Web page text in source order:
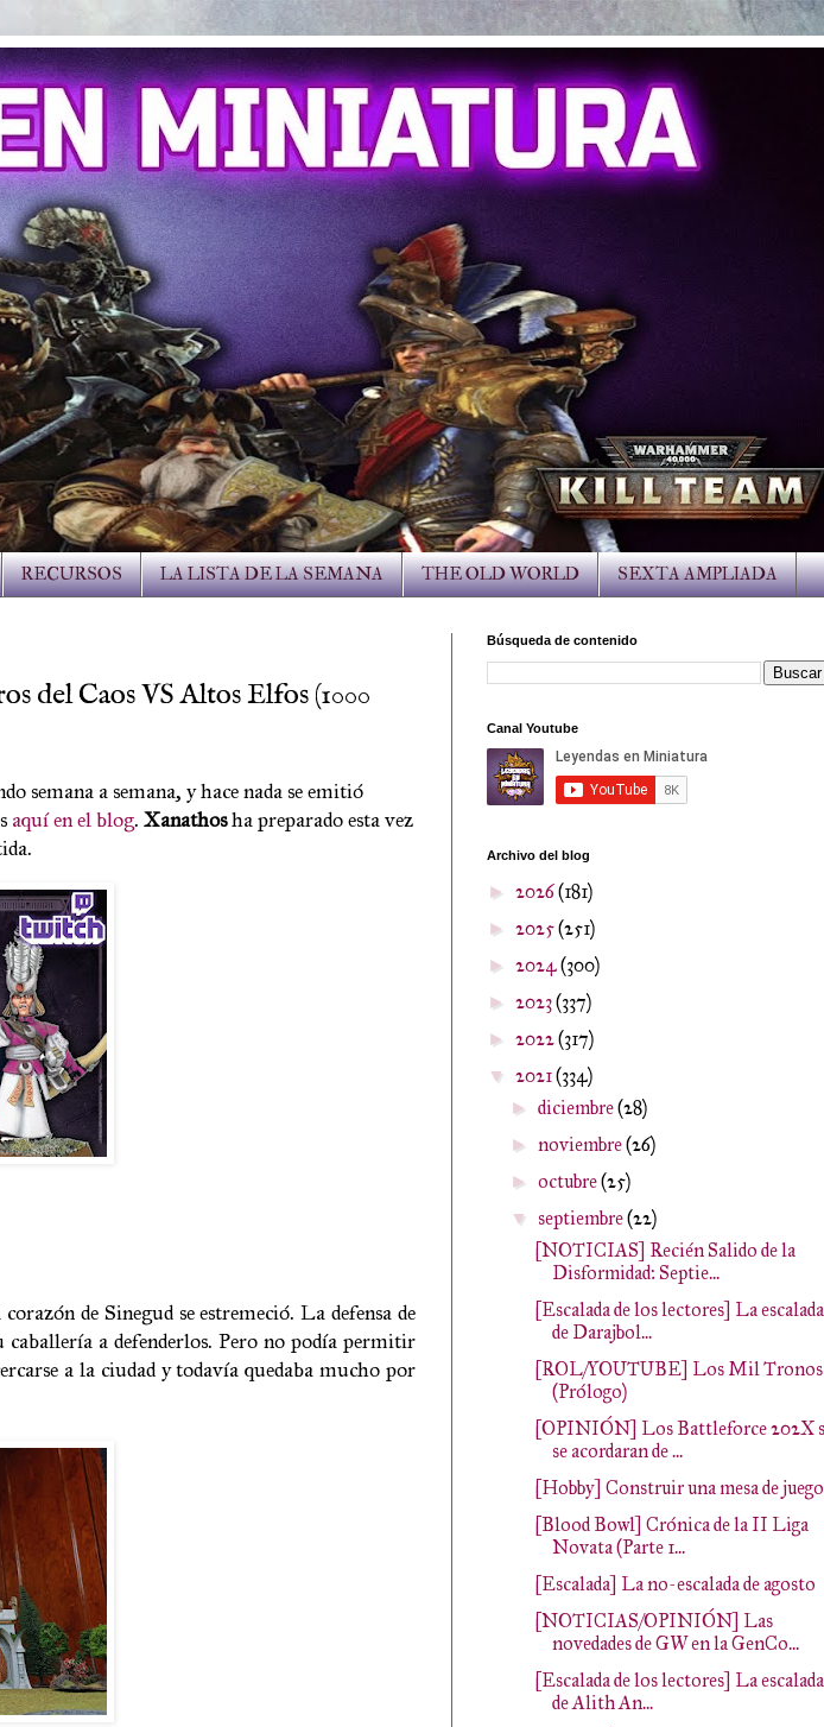
RECURSOS LA LISTA DE LA SEMANA THE OLD WORLD SEXTA AMPLIADA
Caos VS Altos Elfos (1000
semana a semana, y hace nada se emitió
aquí en el blog. Xanathosha preparado esta vez
de Sinegud se estremeció. La defensa de
a defenderlos. Pero no podía permitir
a la ciudad y todavía quedaba mucho por
Búsqueda de contenido
Canal Youtube
Archivo del blog
► 2026(181)
► 2025(251)
► 2024(300)
► 2023(337)
► 2022(317)
▼ 2021(334)
►diciembre(28)
►noviembre(26)
►octubre(25)
▼septiembre(22)
[NOTICIAS] Recién Salido de la
Disformidad: Septie...
[Escalada de los lectores] La escalada
de Darajbol...
[ROL/YOUTUBE] Los Mil Tronos
(Prólogo)
[OPINIÓN] Los Battleforce 202X
se acordaran de ...
[Hobby] Construir una mesa de juego
[Blood Bowl] Crónica de la II Liga
Novata (Parte 1...
[Escalada] La no-escalada de agosto
[NOTICIAS/OPINIÓN] Las
novedades de GW en la GenCo...
[Escalada de los lectores] La escalada
de Alith An...